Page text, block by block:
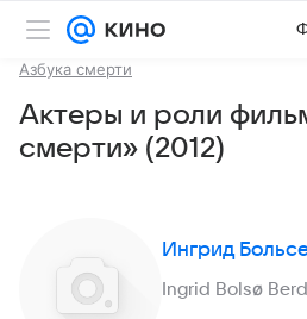
Азбука смерти
Актеры и роли
смерти» (2012)
Ингрид
Ingrid Bolsø